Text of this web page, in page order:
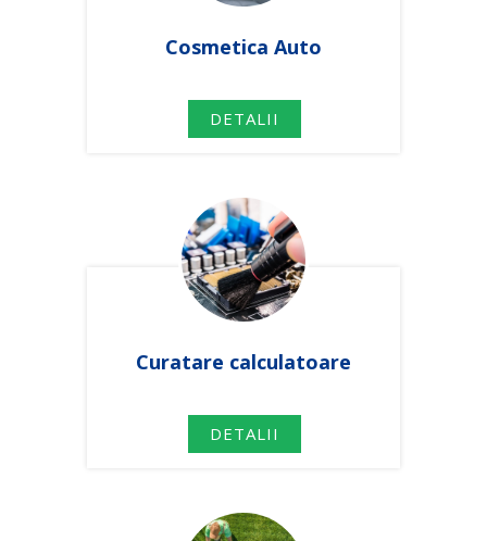
Cosmetica Auto
DETALII
Curatare calculatoare
DETALII